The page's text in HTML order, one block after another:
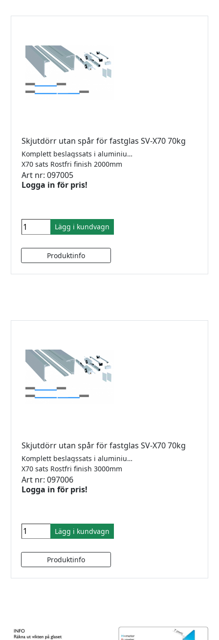
Skjutdörr utan spår för fastglas SV-X70 70kg
Komplett beslagssats i aluminium för tak- eller väggmontering för 1 dörr med 2 softclose. För 8-10mm glas. Längd 2000mm. Maxvikt 70kg. Kräver ej hål i glas. Godkänd för dusch.
X70 sats Rostfri finish 2000mm
Art nr: 097005
Logga in för pris!
Lägg i kundvagn
Skjutdörr utan spår för fastglas SV-X70 70kg
Komplett beslagssats i aluminium för tak- eller väggmontering för 1 dörr med 2 softclose. För 8-10mm glas. Längd 3000mm. Maxvikt 70kg. Kräver ej hål i glas. Godkänd för dusch.
X70 sats Rostfri finish 3000mm
Art nr: 097006
Logga in för pris!
Lägg i kundvagn